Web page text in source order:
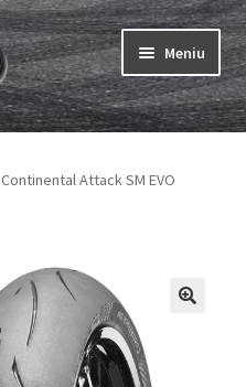
Meniu
menu
Continental Attack SM EVO